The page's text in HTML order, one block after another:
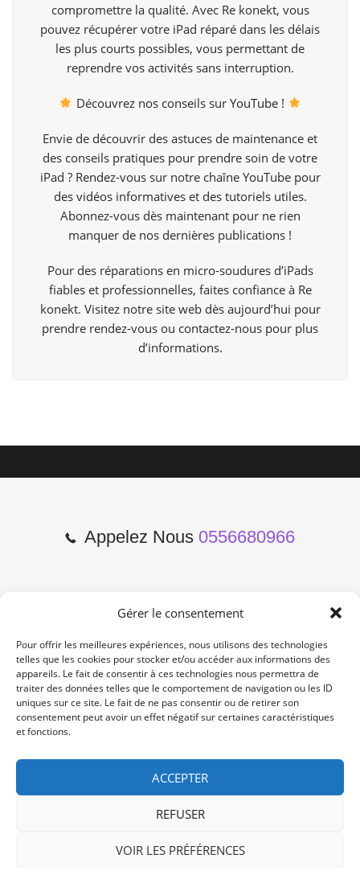
Gérer le consentement
Pour offrir les meilleures expériences, nous utilisons des technologies
telles que les cookies pour stocker et/ou accéder aux informations des
appareils. Le fait de consentir à ces technologies nous permettra de
traiter des données telles que le comportement de navigation ou les ID
uniques sur ce site. Le fait de ne pas consentir ou de retirer son
consentement peut avoir un effet négatif sur certaines caractéristiques
et fonctions.
ACCEPTER
REFUSER
VOIR LES PRÉFÉRENCES
compromettre la qualité. Avec Re konekt, vous
pouvez récupérer votre iPad réparé dans les délais
les plus courts possibles, vous permettant de
reprendre vos activités sans interruption.
Découvrez nos conseils surYouTube !
Envie de découvrir des astuces de maintenance et
des conseils pratiques pour prendre soin de votre
iPad ? Rendez-vous sur notre chaîne YouTube pour
des vidéos informatives et des tutoriels utiles.
Abonnez-vous dès maintenant pour ne rien
manquer de nos dernières publications !
Pour des réparations en micro-soudures d’iPads
fiables et professionnelles, faites confiance à Re
konekt. Visitez notre site web dès aujourd’hui pour
prendre rendez-vous ou contactez-nous pour plus
d’informations.
Appelez Nous 0556680966
2 Cours de l'Yser 33800
Bordeaux
Lun-Samedi: 10:00 -19:00
Non Stop
/ /